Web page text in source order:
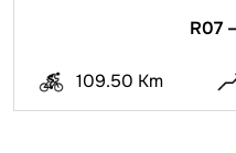
R07
109.50 Km